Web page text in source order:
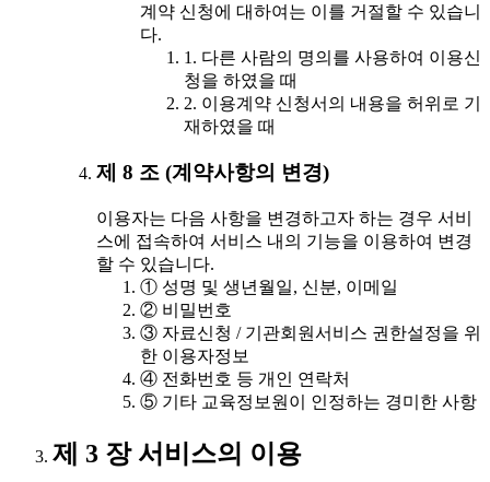
계약 신청에 대하여는 이를 거절할 수 있습니
다.
1. 다른 사람의 명의를 사용하여 이용신
청을 하였을 때
2. 이용계약 신청서의 내용을 허위로 기
재하였을 때
제 8 조 (계약사항의 변경)
이용자는 다음 사항을 변경하고자 하는 경우 서비
스에 접속하여 서비스 내의 기능을 이용하여 변경
할 수 있습니다.
① 성명 및 생년월일, 신분, 이메일
② 비밀번호
③ 자료신청 / 기관회원서비스 권한설정을 위
한 이용자정보
④ 전화번호 등 개인 연락처
⑤ 기타 교육정보원이 인정하는 경미한 사항
제 3 장 서비스의 이용